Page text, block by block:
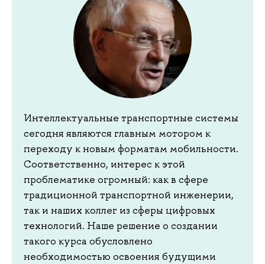
Интеллектуальные транспортные системы
сегодня являются главным мотором к
переходу к новым форматам мобильности.
Соответственно, интерес к этой
проблематике огромный: как в сфере
традиционной транспортной инженерии,
так и наших коллег из сферы цифровых
технологий. Наше решение о создании
такого курса обусловлено
необходимостью освоения будущими